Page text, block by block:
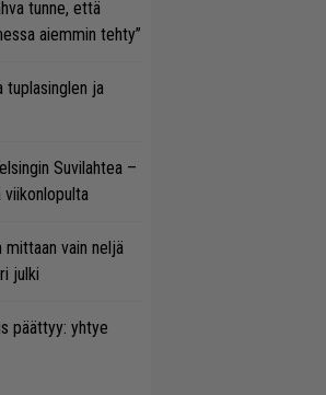
tunne, että
aiemmin tehty”
tuplasinglen ja
Suvilahtea –
viikonlopulta
vain neljä
julki
päättyy: yhtye